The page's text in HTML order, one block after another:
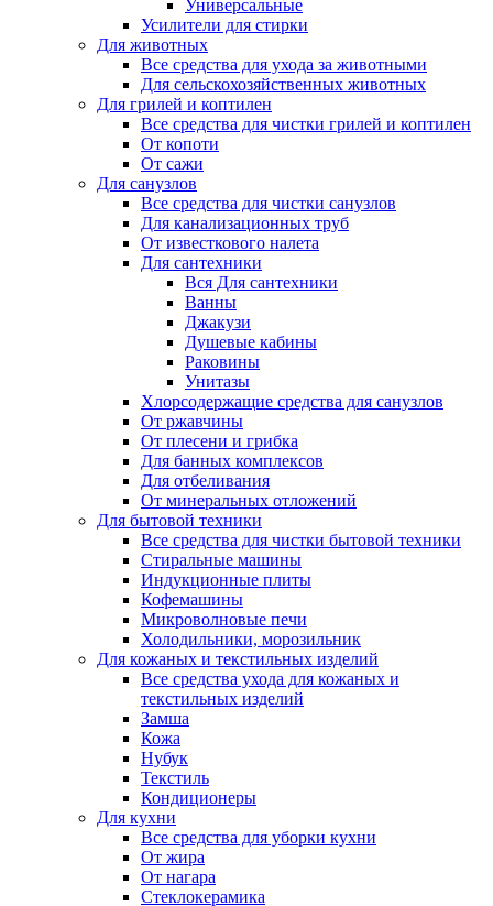
Универсальные
Усилители для стирки
Для животных
Все средства для ухода за животными
Для сельскохозяйственных животных
Для грилей и коптилен
Все средства для чистки грилей и коптилен
От копоти
От сажи
Для санузлов
Все средства для чистки санузлов
Для канализационных труб
От известкового налета
Для сантехники
Вся Для сантехники
Ванны
Джакузи
Душевые кабины
Раковины
Унитазы
Хлорсодержащие средства для санузлов
От ржавчины
От плесени и грибка
Для банных комплексов
Для отбеливания
От минеральных отложений
Для бытовой техники
Все средства для чистки бытовой техники
Стиральные машины
Индукционные плиты
Кофемашины
Микроволновые печи
Холодильники, морозильник
Для кожаных и текстильных изделий
Все средства ухода для кожаных и
текстильных изделий
Замша
Кожа
Нубук
Текстиль
Кондиционеры
Для кухни
Все средства для уборки кухни
От жира
От нагара
Стеклокерамика